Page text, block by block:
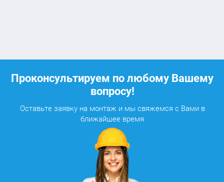
Проконсультируем по любому Вашему
вопросу!
Оставьте заявку на монтаж и мы свяжемся с Вами в
ближайшее время